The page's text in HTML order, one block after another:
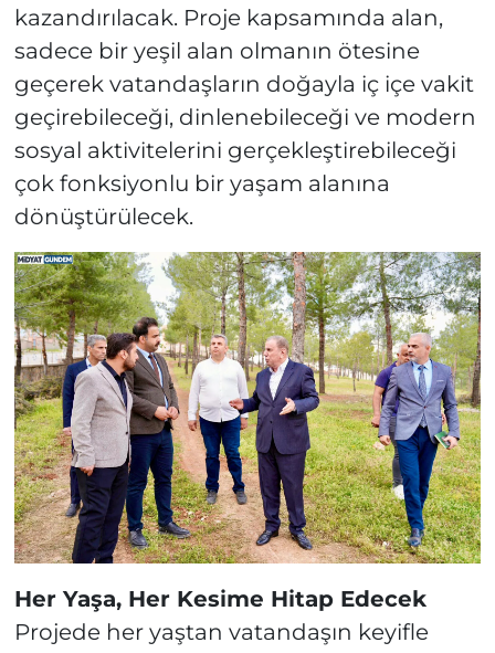
kazandırılacak. Proje kapsamında alan,
sadece bir yeşil alan olmanın ötesine
geçerek vatandaşların doğayla iç içe vakit
geçirebileceği, dinlenebileceği ve modern
sosyal aktivitelerini gerçekleştirebileceği
çok fonksiyonlu bir yaşam alanına
dönüştürülecek.
Her Yaşa, Her Kesime Hitap Edecek
Projede her yaştan vatandaşın keyifle